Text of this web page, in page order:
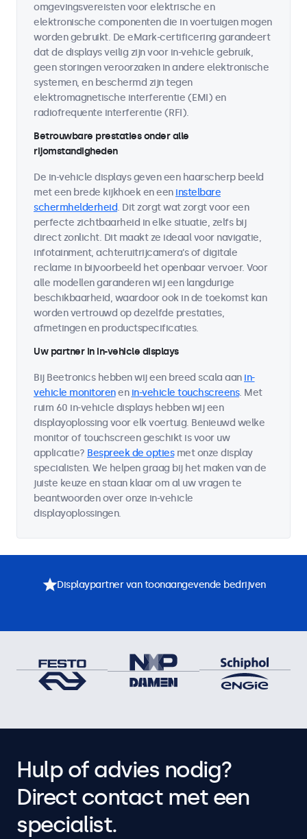
omgevingsvereisten voor elektrische en
elektronische componenten die in voertuigen mogen
worden gebruikt. De eMark-certificering garandeert
dat de displays veilig zijn voor in-vehicle gebruik,
geen storingen veroorzaken in andere elektronische
systemen, en beschermd zijn tegen
elektromagnetische interferentie (EMI) en
radiofrequente interferentie (RFI).
Betrouwbare prestaties onder alle
rijomstandigheden
De in-vehicle displays geven een haarscherp beeld
met een brede kijkhoek en een instelbare
schermhelderheid. Dit zorgt wat zorgt voor een
perfecte zichtbaarheid in elke situatie, zelfs bij
direct zonlicht. Dit maakt ze ideaal voor navigatie,
infotainment, achteruitrijcamera's of digitale
reclame in bijvoorbeeld het openbaar vervoer. Voor
alle modellen garanderen wij een langdurige
beschikbaarheid, waardoor ook in de toekomst kan
worden vertrouwd op dezelfde prestaties,
afmetingen en productspecificaties.
Uw partner in in-vehicle displays
Bij Beetronics hebben wij een breed scala aan in-
vehicle monitorenen in-vehicle touchscreens. Met
ruim 60 in-vehicle displays hebben wij een
displayoplossing voor elk voertuig. Benieuwd welke
monitor of touchscreen geschikt is voor uw
applicatie? Bespreek de optiesmet onze display
specialisten. We helpen graag bij het maken van de
juiste keuze en staan klaar om al uw vragen te
beantwoorden over onze in-vehicle
displayoplossingen.
Displaypartner van toonaangevende bedrijven
Hulp of advies nodig?
Direct contact met een
specialist.